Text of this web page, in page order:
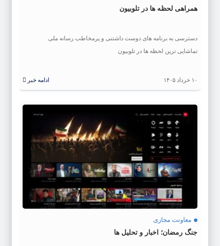
همراهی لحظه ها در تلوبیون
دسترسی به برنامه های دوست داشتنی و پرمخاطب رسانه ملی
تماشایی ترین لحظه ها در تلوبیون
۱۰ خرداد ۱۴۰۵ ادامه خبر
معاونت مجازی
جنگ رمضان؛ اخبار و تحلیل ها